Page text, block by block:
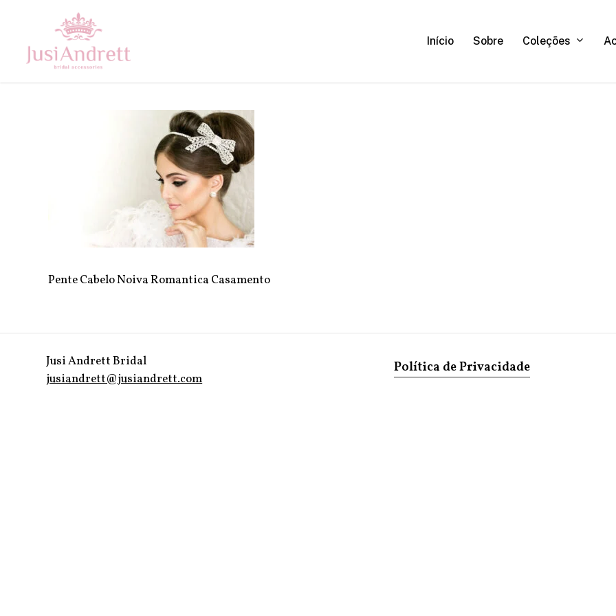
content
Início Sobre Coleções A
Pente Cabelo Noiva Romantica Casamento
Jusi Andrett Bridal
jusiandrett@jusiandrett.com
Política de Privacidade